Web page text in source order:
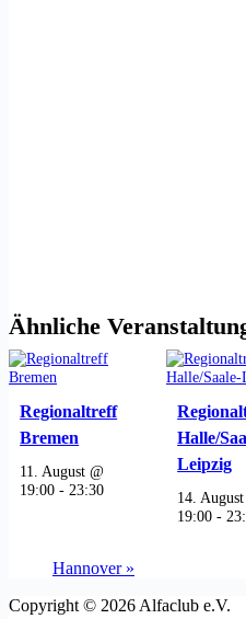
Ähnliche
Regionaltreff
Bremen
11. August @
19:00 - 23:30
Halle/
Leipzig
14.
19:00 -
Hannover »
Copyright © 2026 Alfaclub e.V.